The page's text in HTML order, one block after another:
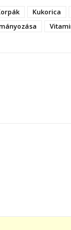
Kukorica